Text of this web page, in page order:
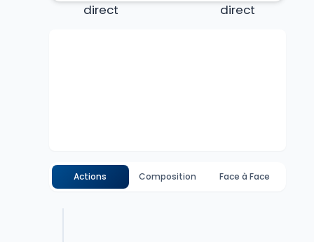
Actions Composition Face à Face